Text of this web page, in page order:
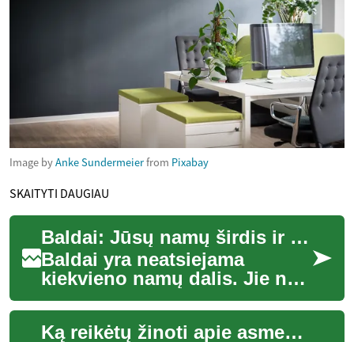
Image byAnke Sundermeierfrom Pixabay
SKAITYTI DAUGIAU
Baldai: Jūsų namų širdis ir siela
Baldai yra neatsiejama
kiekvieno namų dalis. Jie ne
tik suteikia mūsų būstams
funkcionalumo, bet ir kuria
jaukumo bei...
Ką reikėtų žinoti apie asmenines paskolas prieš imant